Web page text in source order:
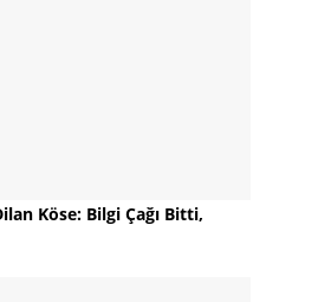
Köse: Bilgi Çağı Bitti,